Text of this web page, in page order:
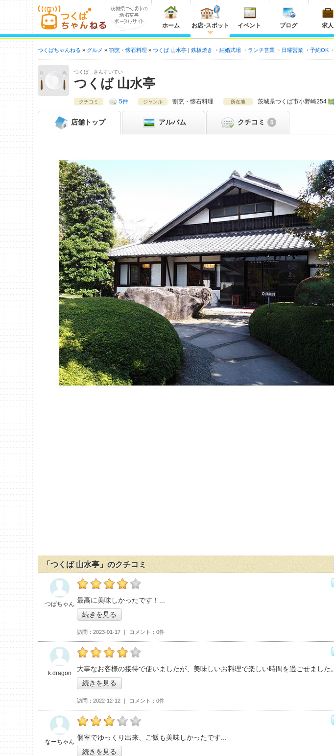
ホーム お店・スポット イベント ブログ 求人
つくばちゃんねる グルメ 割烹・懐石料理 つくば 山水亭 鉄板焼き 結婚式場 ランチ営業 日曜営業 予約OK
つくば さんすいてい
つくば 山水亭
クチコミ 5件 ジャンル 割烹・懐石料理 所在地 茨城県つくば市小野崎254
店舗 トップ アルバム クチコミ 5
「つくば 山水亭」のクチコミ
の「つくば 山水亭」おすすめ度：
最高に美味しかったです！
続きを見る
訪問 2023-01-17 コメント 0件
つばちゃん
の「つくば 山水亭」おすすめ度：
大事なお客様の接待で使いましたが、美味しいお料理で楽しい時間を過ごせました。
続きを見る
訪問 2022-12-12 コメント 0件
k.dragon
の「つくば 山水亭」おすすめ度：
個室でゆっくり出来、ご飯も美味しかったです
続きを見る
なーちゃん